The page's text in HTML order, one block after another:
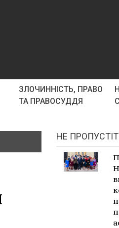
ЗЛОЧИННІСТЬ, ПРАВО
ТА ПРАВОСУДДЯ
НЕ